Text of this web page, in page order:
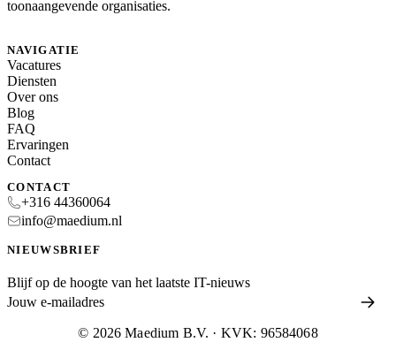
toonaangevende organisaties.
NAVIGATIE
Vacatures
Diensten
Over ons
Blog
FAQ
Ervaringen
Contact
CONTACT
+316 44360064
info@maedium.nl
NIEUWSBRIEF
Blijf op de hoogte van het laatste IT-nieuws
© 2026 Maedium B.V. · KVK: 96584068